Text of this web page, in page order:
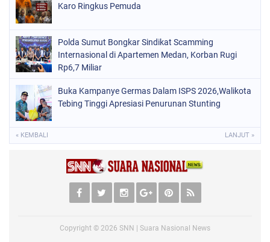
Karo Ringkus Pemuda
Polda Sumut Bongkar Sindikat Scamming
Internasional di Apartemen Medan, Korban Rugi
Rp6,7 Miliar
Buka Kampanye Germas Dalam ISPS 2026,Walikota
Tebing Tinggi Apresiasi Penurunan Stunting
« KEMBALI LANJUT »
Copyright © 2026 SNN | Suara Nasional News